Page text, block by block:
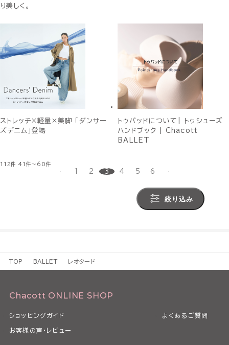
り美しく。
ストレッチ×軽量×美脚 「ダンサー
ズデニム」登場
トゥパッドについて| トゥシューズ
ハンドブック | Chacott
BALLET
112件 41件～60件
1 2 3 4 5 6
絞り込み
TOP BALLET レオタード
Chacott ONLINE SHOP
ショッピングガイド よくあるご質問
お客様の声・レビュー